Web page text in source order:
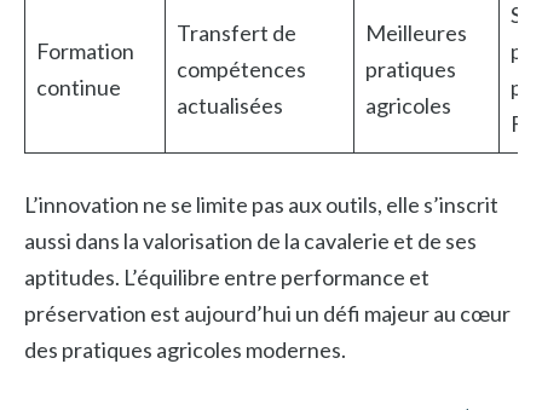
Formation
continue
Transfert de
compétences
actualisées
Meilleures
pratiques
agricoles
L’innovation ne se limite pas aux outils, elle s’inscrit
aussi dans la valorisation de la cavalerie et de ses
aptitudes. L’équilibre entre performance et
préservation est aujourd’hui un défi majeur au cœur
des pratiques agricoles modernes.